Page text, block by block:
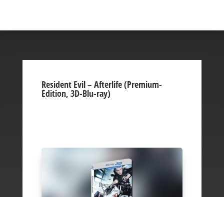
Resident Evil – Afterlife (Premium-
Edition, 3D-Blu-ray)